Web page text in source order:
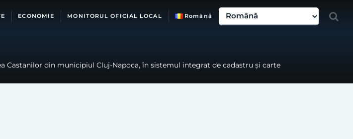
ECONOMIE MONITORUL OFICIAL LOCAL Română
din municipiul Cluj-Napoca, în sistemul integrat de cadastru și carte